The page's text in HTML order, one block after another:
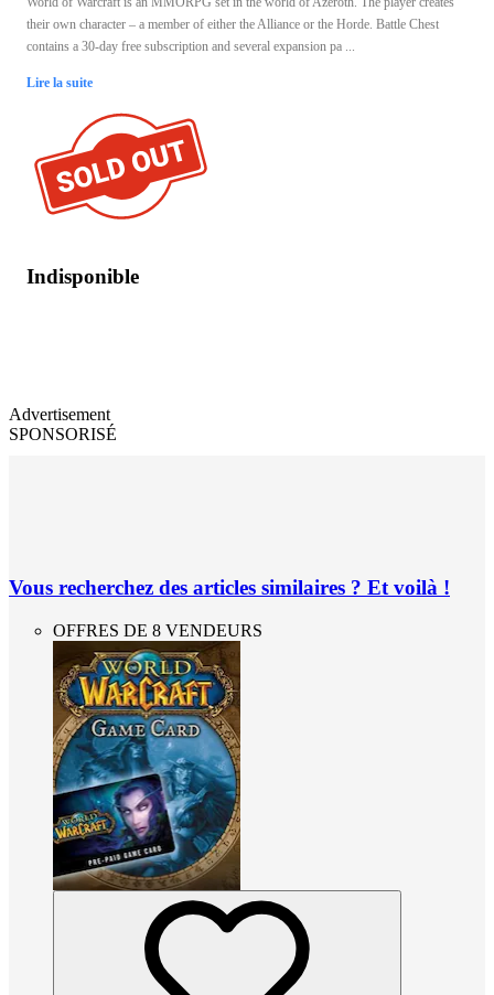
their own character – a member of either the Alliance or the Horde. Battle Chest
contains a 30-day free subscription and several expansion pa ...
Lire la suite
Indisponible
Advertisement
SPONSORISÉ
Vous recherchez des articles similaires ? Et voilà !
OFFRES DE 8 VENDEURS